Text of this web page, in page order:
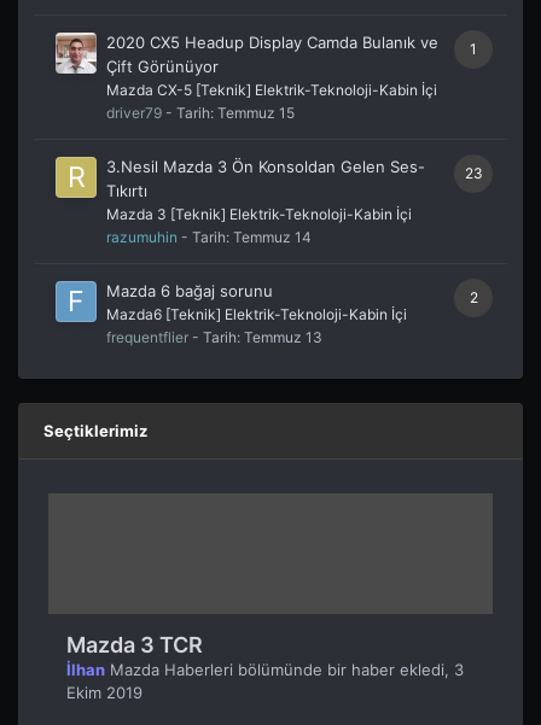
1
2020 CX5 Headup Display Camda Bulanık ve
Çift Görünüyor
Mazda CX-5 [Teknik] Elektrik-Teknoloji-Kabin İçi
driver79 - Tarih: Temmuz 15
23
3.Nesil Mazda 3 Ön Konsoldan Gelen Ses-
Tıkırtı
Mazda 3 [Teknik] Elektrik-Teknoloji-Kabin İçi
razumuhin - Tarih: Temmuz 14
2
Mazda 6 bağaj sorunu
Mazda6 [Teknik] Elektrik-Teknoloji-Kabin İçi
frequentflier - Tarih: Temmuz 13
Seçtiklerimiz
Mazda 3 TCR
İlhan Mazda Haberleri bölümünde bir haber ekledi, 3
Ekim 2019